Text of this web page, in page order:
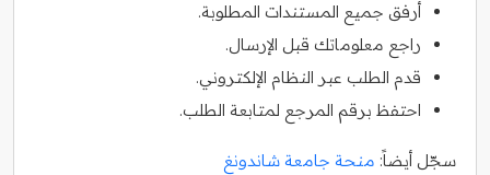
أرفق جميع المستندات المطلوبة.
راجع معلوماتك قبل الإرسال.
قدم الطلب عبر النظام الإلكتروني.
احتفظ برقم المرجع لمتابعة الطلب.
سجّل أيضاً: منحة جامعة شاندونغ